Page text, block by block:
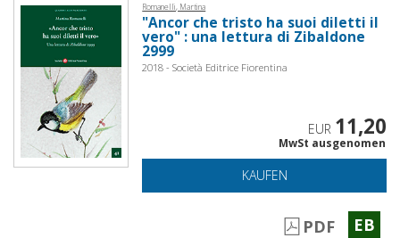
Romanelli, Martina
"Ancor che tristo ha suoi diletti il
vero" : una lettura di Zibaldone
2999
2018 - Società Editrice Fiorentina
EUR 11,20
MwSt ausgenomen
KAUFEN
PDF EB